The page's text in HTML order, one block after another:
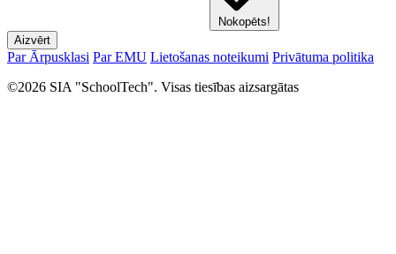
Nokopēts!
Aizvērt
Par Ārpusklasi Par EMU Lietošanas noteikumi Privātuma politika
©2026 SIA "SchoolTech". Visas tiesības aizsargātas